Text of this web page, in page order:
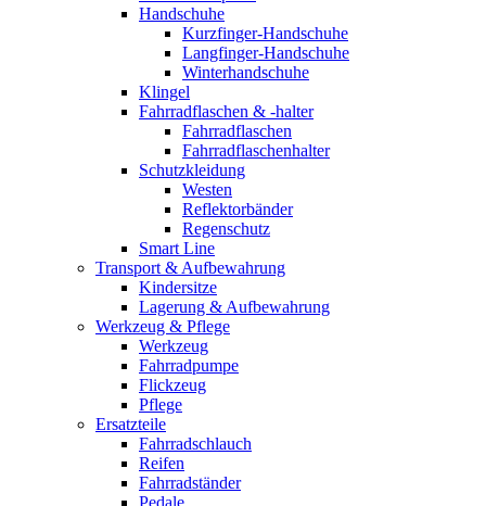
Handschuhe
Kurzfinger-Handschuhe
Langfinger-Handschuhe
Winterhandschuhe
Klingel
Fahrradflaschen & -halter
Fahrradflaschen
Fahrradflaschenhalter
Schutzkleidung
Westen
Reflektorbänder
Regenschutz
Smart Line
Transport & Aufbewahrung
Kindersitze
Lagerung & Aufbewahrung
Werkzeug & Pflege
Werkzeug
Fahrradpumpe
Flickzeug
Pflege
Ersatzteile
Fahrradschlauch
Reifen
Fahrradständer
Pedale